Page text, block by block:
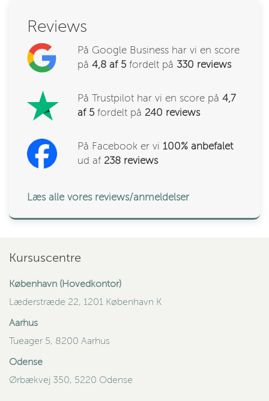
Reviews
På Google Business har vi en score
på 4,8 af 5 fordelt på 330 reviews
På Trustpilot har vi en score på 4,7
af 5 fordelt på 240 reviews
På Facebook er vi 100% anbefalet
ud af 238 reviews
Læs alle vores reviews/anmeldelser
Kursuscentre
København (Hovedkontor)
Læderstræde 22, 1201 København K
Aarhus
Tueager 5, 8200 Aarhus
Odense
Ørbækvej 350, 5220 Odense